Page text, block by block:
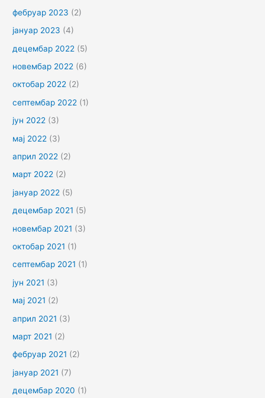
фебруар 2023 (2)
јануар 2023 (4)
децембар 2022 (5)
новембар 2022 (6)
октобар 2022 (2)
септембар 2022 (1)
јун 2022 (3)
мај 2022 (3)
април 2022 (2)
март 2022 (2)
јануар 2022 (5)
децембар 2021 (5)
новембар 2021 (3)
октобар 2021 (1)
септембар 2021 (1)
јун 2021 (3)
мај 2021 (2)
април 2021 (3)
март 2021 (2)
фебруар 2021 (2)
јануар 2021 (7)
децембар 2020 (1)